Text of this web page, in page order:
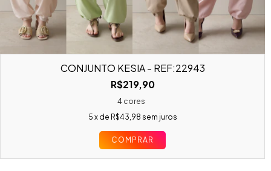
CONJUNTO KÉSIA - REF:22943
R$219,90
4 cores
5 x de R$43,98 sem juros
COMPRAR